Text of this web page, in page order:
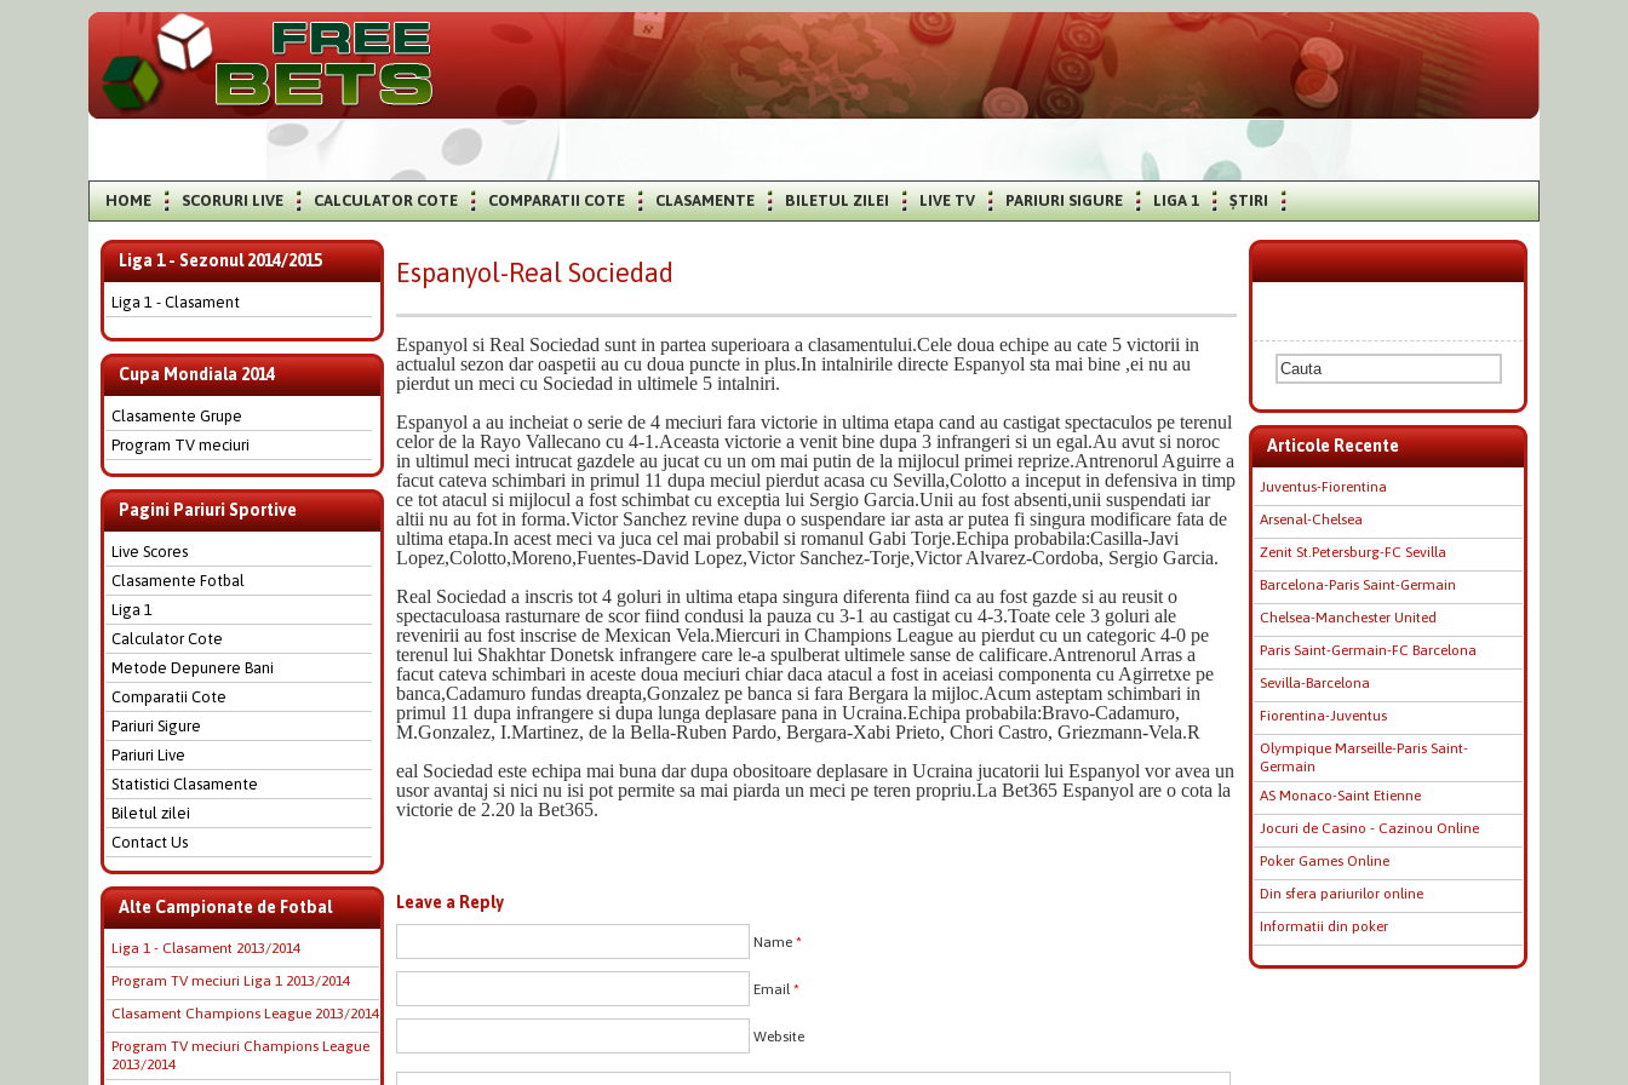
HOME SCORURI LIVE CALCULATOR COTE COMPARATII COTE CLASAMENTE BILETUL ZILEI LIVE TV PARIURI SIGURE LIGA 1 ȘTIRI
Liga 1 - Sezonul 2014/2015
Liga 1 - Clasament
Cupa Mondiala 2014
Clasamente Grupe
Program TV meciuri
Pagini Pariuri Sportive
Live Scores
Clasamente Fotbal
Liga 1
Calculator Cote
Metode Depunere Bani
Comparatii Cote
Pariuri Sigure
Pariuri Live
Statistici Clasamente
Biletul zilei
Contact Us
Alte Campionate de Fotbal
Liga 1 - Clasament 2013/2014
Program TV meciuri Liga 1 2013/2014
Clasament Champions League 2013/2014
Program TV meciuri Champions League
2013/2014
Espanyol-Real Sociedad
Espanyol si Real Sociedad sunt in partea superioara a clasamentului.Cele doua echipe au cate 5 victorii in
actualul sezon dar oaspetii au cu doua puncte in plus.In intalnirile directe Espanyol sta mai bine ,ei nu au
pierdut un meci cu Sociedad in ultimele 5 intalniri.
Espanyol a au incheiat o serie de 4 meciuri fara victorie in ultima etapa cand au castigat spectaculos pe terenul
celor de la Rayo Vallecano cu 4-1.Aceasta victorie a venit bine dupa 3 infrangeri si un egal.Au avut si noroc
in ultimul meci intrucat gazdele au jucat cu un om mai putin de la mijlocul primei reprize.Antrenorul Aguirre a
facut cateva schimbari in primul 11 dupa meciul pierdut acasa cu Sevilla,Colotto a inceput in defensiva in timp
ce tot atacul si mijlocul a fost schimbat cu exceptia lui Sergio Garcia.Unii au fost absenti,unii suspendati iar
altii nu au fot in forma.Victor Sanchez revine dupa o suspendare iar asta ar putea fi singura modificare fata de
ultima etapa.In acest meci va juca cel mai probabil si romanul Gabi Torje.Echipa probabila:Casilla-Javi
Lopez,Colotto,Moreno,Fuentes-David Lopez,Victor Sanchez-Torje,Victor Alvarez-Cordoba, Sergio Garcia.
Real Sociedad a inscris tot 4 goluri in ultima etapa singura diferenta fiind ca au fost gazde si au reusit o
spectaculoasa rasturnare de scor fiind condusi la pauza cu 3-1 au castigat cu 4-3.Toate cele 3 goluri ale
revenirii au fost inscrise de Mexican Vela.Miercuri in Champions League au pierdut cu un categoric 4-0 pe
terenul lui Shakhtar Donetsk infrangere care le-a spulberat ultimele sanse de calificare.Antrenorul Arras a
facut cateva schimbari in aceste doua meciuri chiar daca atacul a fost in aceiasi componenta cu Agirretxe pe
banca,Cadamuro fundas dreapta,Gonzalez pe banca si fara Bergara la mijloc.Acum asteptam schimbari in
primul 11 dupa infrangere si dupa lunga deplasare pana in Ucraina.Echipa probabila:Bravo-Cadamuro,
M.Gonzalez, I.Martinez, de la Bella-Ruben Pardo, Bergara-Xabi Prieto, Chori Castro, Griezmann-Vela.R
eal Sociedad este echipa mai buna dar dupa obositoare deplasare in Ucraina jucatorii lui Espanyol vor avea un
usor avantaj si nici nu isi pot permite sa mai piarda un meci pe teren propriu.La Bet365 Espanyol are o cota la
victorie de 2.20 la Bet365.
Leave a Reply
Name *
Email*
Website
Articole Recente
Juventus-Fiorentina
Arsenal-Chelsea
Zenit St.Petersburg-FC Sevilla
Barcelona-Paris Saint-Germain
Chelsea-Manchester United
Paris Saint-Germain-FC Barcelona
Sevilla-Barcelona
Fiorentina-Juventus
Olympique Marseille-Paris Saint-
Germain
AS Monaco-Saint Etienne
Jocuri de Casino - Cazinou Online
Poker Games Online
Din sfera pariurilor online
Informatii din poker